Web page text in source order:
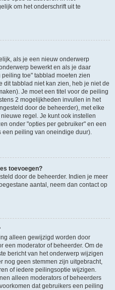
om het onderschrift uit te
als je een nieuw onderwerp
bewerkt en als je daar
toe" tabblad moeten zien
tabblad niet kan zien, heb je niet de
Je moet een titel voor de peiling
2 mogelijkheden invullen in het
door de beheerder), met elke
regel. Je kunt ook instellen
onder "opties per gebruiker" en een
peiling van oneindige duur).
toevoegen?
door de beheerder. Indien je meer
aantal, neem dan contact op
alleen gewijzigd worden door
een moderator of beheerder. Om de
bericht van het onderwerp wijzigen
nog geen stemmen zijn uitgebracht,
of iedere peilingsoptie wijzigen.
alleen moderators of beheerders
dat gebruikers een peiling